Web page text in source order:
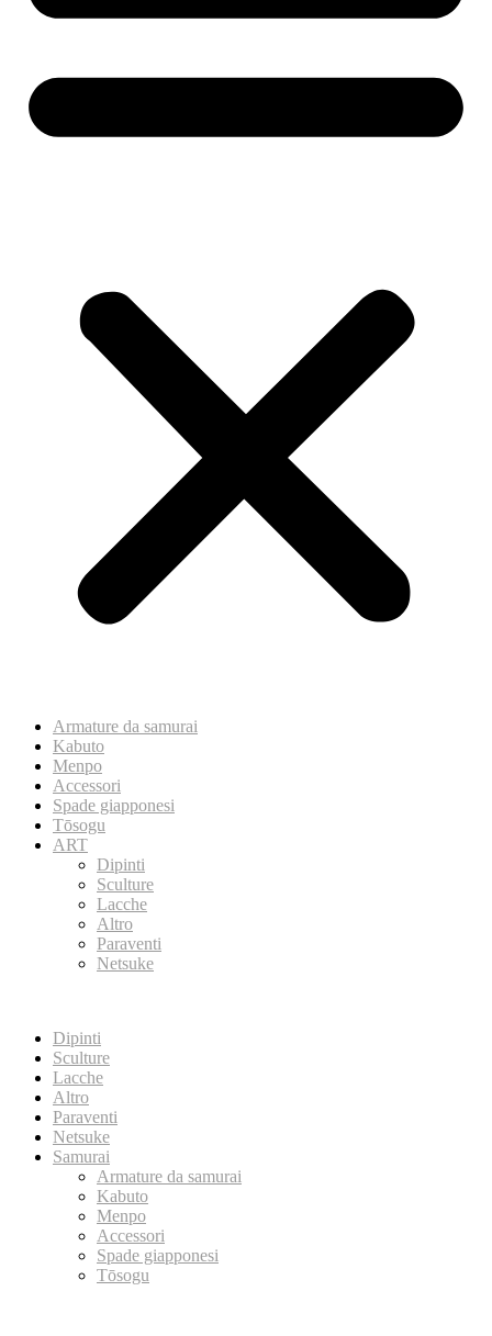
Armature da samurai
Kabuto
Menpo
Accessori
Spade giapponesi
Tōsogu
ART
Dipinti
Sculture
Lacche
Altro
Paraventi
Netsuke
Dipinti
Sculture
Lacche
Altro
Paraventi
Netsuke
Samurai
Armature da samurai
Kabuto
Menpo
Accessori
Spade giapponesi
Tōsogu